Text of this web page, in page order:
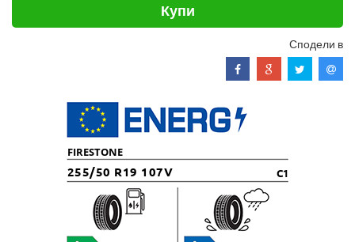
Купи
Сподели в
FIRESTONE
255/50 R19 107V C1